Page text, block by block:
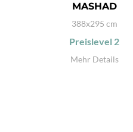
MASHAD
388x295 cm
Preislevel 2
Mehr Details